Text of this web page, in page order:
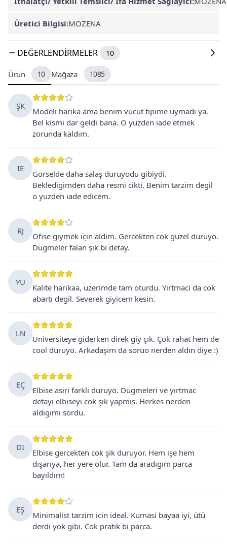
Üretici Bilgisi:MOZENA
DEĞERLENDIRMELER 10
Ürün 10 Mağaza 1085
ŞK
Modeli harika ama benim vucut tipime uymadı ya.
Bel kismi dar geldi bana. O yuzden iade etmek
zorunda kaldım.
IE
Gorselde daha salaş duruyodu gibiydi.
Bekledigimden daha resmi cikti. Benim tarzim degil
o yuzden iade edicem.
RJ
Ofise giymek için aldim. Gercekten cok guzel duruyo.
Dugmeler falan şık bi detay.
YU
Kalite harikaa, uzerimde tam oturdu. Yirtmaci da cok
abartı degil. Severek giyicem kesin.
LN
Üniversiteye giderken direk giy çık. Çok rahat hem de
cool duruyo. Arkadaşım da soruo nerden aldın diye :)
EÇ
Elbise asiri farkli duruyo. Dugmeleri ve yırtmac
detayi elbiseyi cok şık yapmis. Herkes nerden
aldıgımı sordu.
DI
Elbise gercekten cok şik duruyor. Hem işe hem
dışarıya, her yere olur. Tam da aradıgım parca
bayıldım!
EŞ
Minimalist tarzim icin ideal. Kumasi bayaa iyi, ütü
derdi yok gibi. Cok pratik bi parca.